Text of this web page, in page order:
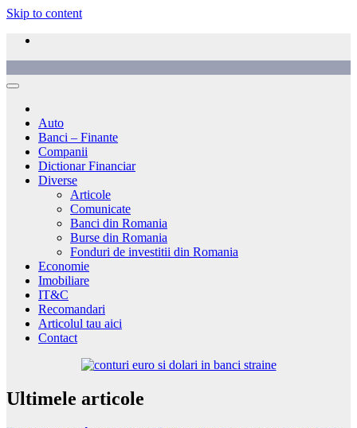
Skip to content
Auto
Banci – Finante
Companii
Dictionar Financiar
Diverse
Articole
Comunicate
Banci din Romania
Burse din Romania
Fonduri de investitii din Romania
Economie
Imobiliare
IT&C
Recomandari
Articolul tau aici
Contact
Ultimele articole